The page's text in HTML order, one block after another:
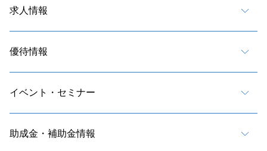
求人情報
優待情報
イベント・セミナー
助成金・補助金情報